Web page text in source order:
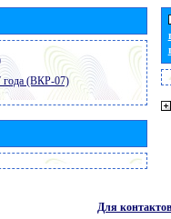
года (ВКР-07)
Для контактов